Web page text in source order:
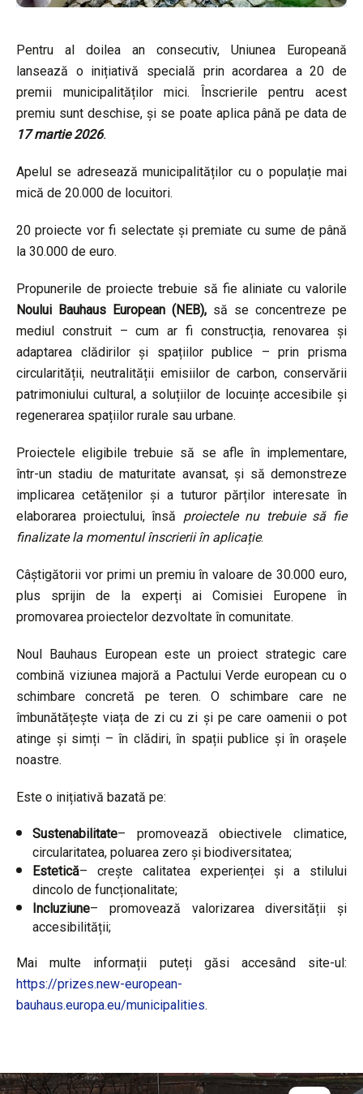
Pentru al doilea an consecutiv, Uniunea Europeană
lansează o inițiativă specială prin acordarea a 20 de
premii municipalităților mici. Înscrierile pentru acest
premiu sunt deschise, și se poate aplica până pe data de
17 martie 2026.
Apelul se adresează municipalităților cu o populație mai
mică de 20.000 de locuitori.
20 proiecte vor fi selectate și premiate cu sume de până
la 30.000 de euro.
Propunerile de proiecte trebuie să fie aliniate cu valorile
Noului Bauhaus European (NEB), să se concentreze pe
mediul construit – cum ar fi construcția, renovarea și
adaptarea clădirilor și spațiilor publice – prin prisma
circularității, neutralității emisiilor de carbon, conservării
patrimoniului cultural, a soluțiilor de locuințe accesibile și
regenerarea spațiilor rurale sau urbane.
Proiectele eligibile trebuie să se afle în implementare,
într-un stadiu de maturitate avansat, și să demonstreze
implicarea cetățenilor și a tuturor părților interesate în
elaborarea proiectului, însă proiectele nu trebuie să fie
finalizate la momentul înscrierii în aplicație.
Câștigătorii vor primi un premiu în valoare de 30.000 euro,
plus sprijin de la experți ai Comisiei Europene în
promovarea proiectelor dezvoltate în comunitate.
Noul Bauhaus European este un proiect strategic care
combină viziunea majoră a Pactului Verde european cu o
schimbare concretă pe teren. O schimbare care ne
îmbunătățește viața de zi cu zi și pe care oamenii o pot
atinge și simți – în clădiri, în spații publice și în orașele
noastre.
Este o inițiativă bazată pe:
Sustenabilitate– promovează obiectivele climatice,
circularitatea, poluarea zero și biodiversitatea;
Estetică– crește calitatea experienței și a stilului
dincolo de funcționalitate;
Incluziune– promovează valorizarea diversității și
accesibilității;
Mai multe informații puteți găsi accesând site-ul:
https://prizes.new-european-
bauhaus.europa.eu/municipalities.